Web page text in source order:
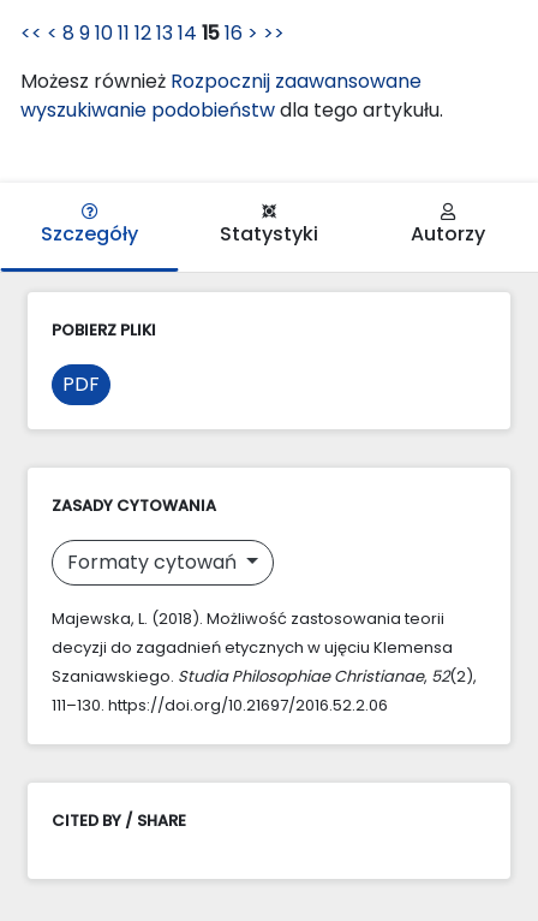
<< < 891011 121314 1516 > >>
Możesz również Rozpocznij zaawansowane
wyszukiwanie podobieństwdla tego artykułu.
Szczegóły Statystyki Autorzy
POBIERZ PLIKI
PDF
ZASADY CYTOWANIA
Formaty cytowań
Majewska, L. (2018). Możliwość zastosowania teorii
decyzji do zagadnień etycznych w ujęciu Klemensa
Szaniawskiego. Studia Philosophiae Christianae, 52(2),
111–130. https://doi.org/10.21697/2016.52.2.06
CITED BY / SHARE